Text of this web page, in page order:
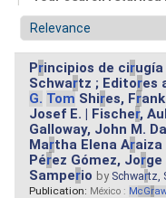
Principios de cir
Schwartz ; Editores
G. Tom Shires, Frank
Josef E. | Fischer,
Galloway, John M.
Martha Elena Araiza
Pérez Gómez, Jorge
Samperio by Schwartz,
Publication: México : McGr